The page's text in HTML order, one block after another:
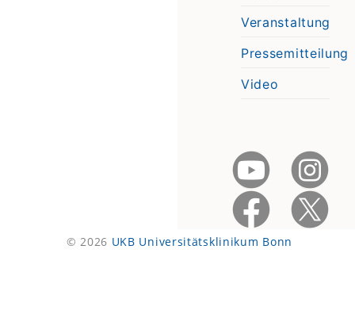
Veranstaltung
Pressemitteilung
Video
© 2026 UKB Universitätsklinikum Bonn